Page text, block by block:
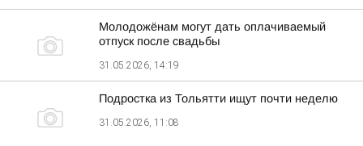
Молодожёнам могут дать оплачиваемый
отпуск после свадьбы
31.05.2026, 14:19
Подростка из Тольятти ищут почти неделю
31.05.2026, 11:08